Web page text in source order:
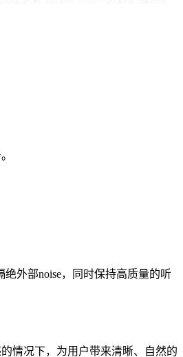
外部noise，同时保持高质量的听
情况下，为用户带来清晰、自然的